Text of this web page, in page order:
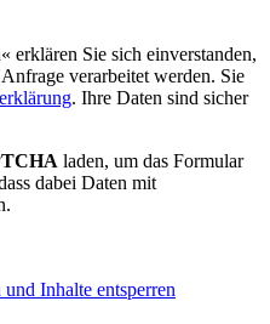
Sie sich einverstanden,
verarbeitet werden. Sie
. Ihre Daten sind sicher
laden, um das Formular
dabei Daten mit
Inhalte entsperren